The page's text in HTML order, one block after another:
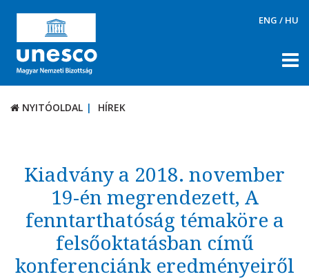
ENG / HU
NYITÓOLDAL HÍREK
TÉMÁK
DOKUMENTUMTÁR
PÁLYÁZATOK / DÍJAK
KAPCSOLAT
NYITÓOLDAL HÍREK
Kiadvány a 2018. november
19-én megrendezett, A
fenntarthatóság témaköre a
felsőoktatásban című
konferenciánk eredményeiről